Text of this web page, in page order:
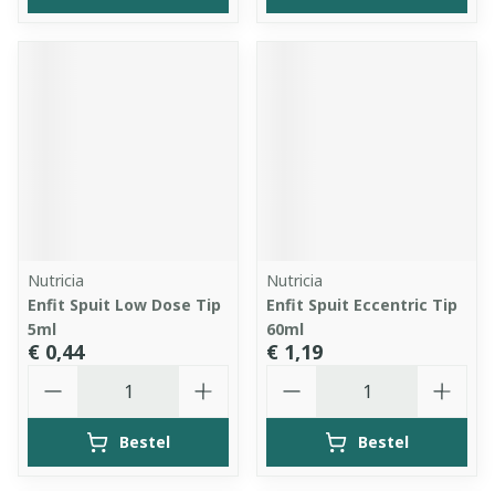
Nutricia
Enfit Spuit Low Dose Tip
5ml
€ 0,44
Bestel
Nutricia
Enfit Spuit Eccentric Tip
60ml
€ 1,19
Bestel